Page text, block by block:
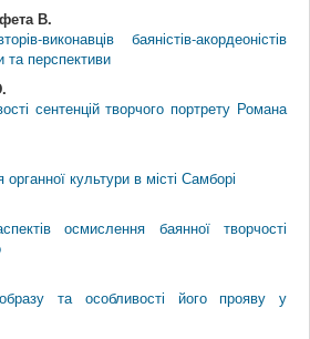
В.
виконавців баяністів-акордеоністів
та перспективи
сентенцій творчого портрету Романа
культури в місті Самборі
осмислення баянної творчості
та особливості його прояву у